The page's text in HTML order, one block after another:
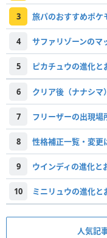
3 旅パのおすすめポケ
4 サファリゾーンのマ
5 ピカチュウの進化
6 クリア後（ナナシマ
7 フリーザーの出現
8 性格補正一覧・変更
9 ウインディの進化と
10 ミニリュウの進化
人気記